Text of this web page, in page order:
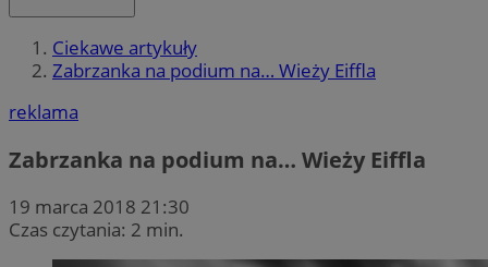
Ciekawe artykuły
Zabrzanka na podium na… Wieży Eiffla
reklama
Zabrzanka na podium na… Wieży Eiffla
19 marca 2018 21:30
Czas czytania: 2 min.